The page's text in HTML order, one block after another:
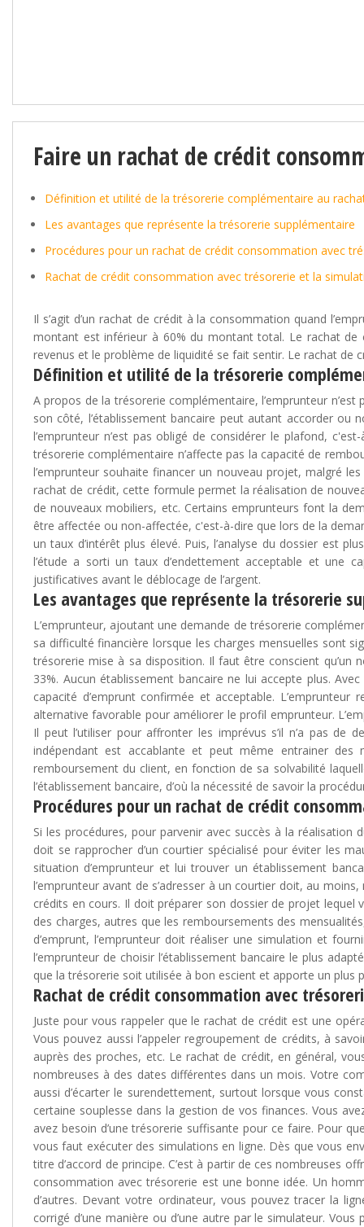
Faire un rachat de crédit
Définition et utilité de la trésorerie complémentaire au
Les avantages que représente la trésorerie supplémentaire
Procédures pour un rachat de crédit consommation avec
Rachat de crédit consommation avec trésorerie et la
Il s’agit d’un rachat de crédit à la consommation quand
montant est inférieur à 60% du montant total. Le rachat de
revenus et le problème de liquidité se fait sentir. Le rachat de
Définition et utilité de la trésorerie
A propos de la trésorerie complémentaire, l’emprunteur
son côté, l’établissement bancaire peut autant accorder
l’emprunteur n’est pas obligé de considérer le plafond,
trésorerie complémentaire n’affecte pas la capacité de
l’emprunteur souhaite financer un nouveau projet, malgré
rachat de crédit, cette formule permet la réalisation de
de nouveaux mobiliers, etc. Certains emprunteurs font la
être affectée ou non-affectée, c'est-à-dire que lors de la
un taux d’intérêt plus élevé. Puis, l’analyse du dossier est
l’étude a sorti un taux d’endettement acceptable et une
justificatives avant le déblocage de l’argent.
Les avantages que représente la trésorerie
L’emprunteur, ajoutant une demande de trésorerie
sa difficulté financière lorsque les charges mensuelles sont
trésorerie mise à sa disposition. Il faut être conscient qu’un
33%. Aucun établissement bancaire ne lui accepte plus.
capacité d’emprunt confirmée et acceptable.
alternative favorable pour améliorer le profil emprunteur.
Il peut l’utiliser pour affronter les imprévus s’il n’a pas de
indépendant est accablante et peut même entrainer
remboursement du client, en fonction de sa solvabilité
l’établissement bancaire, d’où la nécessité de savoir la
Procédures pour un rachat de crédit
Si les procédures, pour parvenir avec succès à la
doit se rapprocher d’un courtier spécialisé pour éviter les
situation d’emprunteur et lui trouver un établissement
l’emprunteur avant de s’adresser à un courtier doit, au
crédits en cours. Il doit préparer son dossier de projet
des charges, autres que les remboursements des
d’emprunt, l’emprunteur doit réaliser une simulation et
l’emprunteur de choisir l’établissement bancaire le plus
que la trésorerie soit utilisée à bon escient et apporte un plus
Rachat de crédit consommation avec
Juste pour vous rappeler que le rachat de crédit est une
Vous pouvez aussi l’appeler regroupement de crédits, à
auprès des proches, etc. Le rachat de crédit, en général,
nombreuses à des dates différentes dans un mois. Votre
aussi d’écarter le surendettement, surtout lorsque vous
certaine souplesse dans la gestion de vos finances. Vous
avez besoin d’une trésorerie suffisante pour ce faire. Pour
vous faut exécuter des simulations en ligne. Dès que vous
titre d’accord de principe. C’est à partir de ces nombreuses
consommation avec trésorerie est une bonne idée. Un
d’autres. Devant votre ordinateur, vous pouvez tracer la
corrigé d’une manière ou d’une autre par le simulateur.